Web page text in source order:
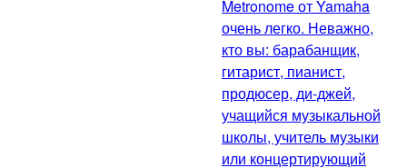
Metronome от Yamaha
очень легко. Неважно,
кто вы: барабанщик,
гитарист, пианист,
продюсер, ди-джей,
учащийся музыкальной
школы, учитель музыки
или концертирующий